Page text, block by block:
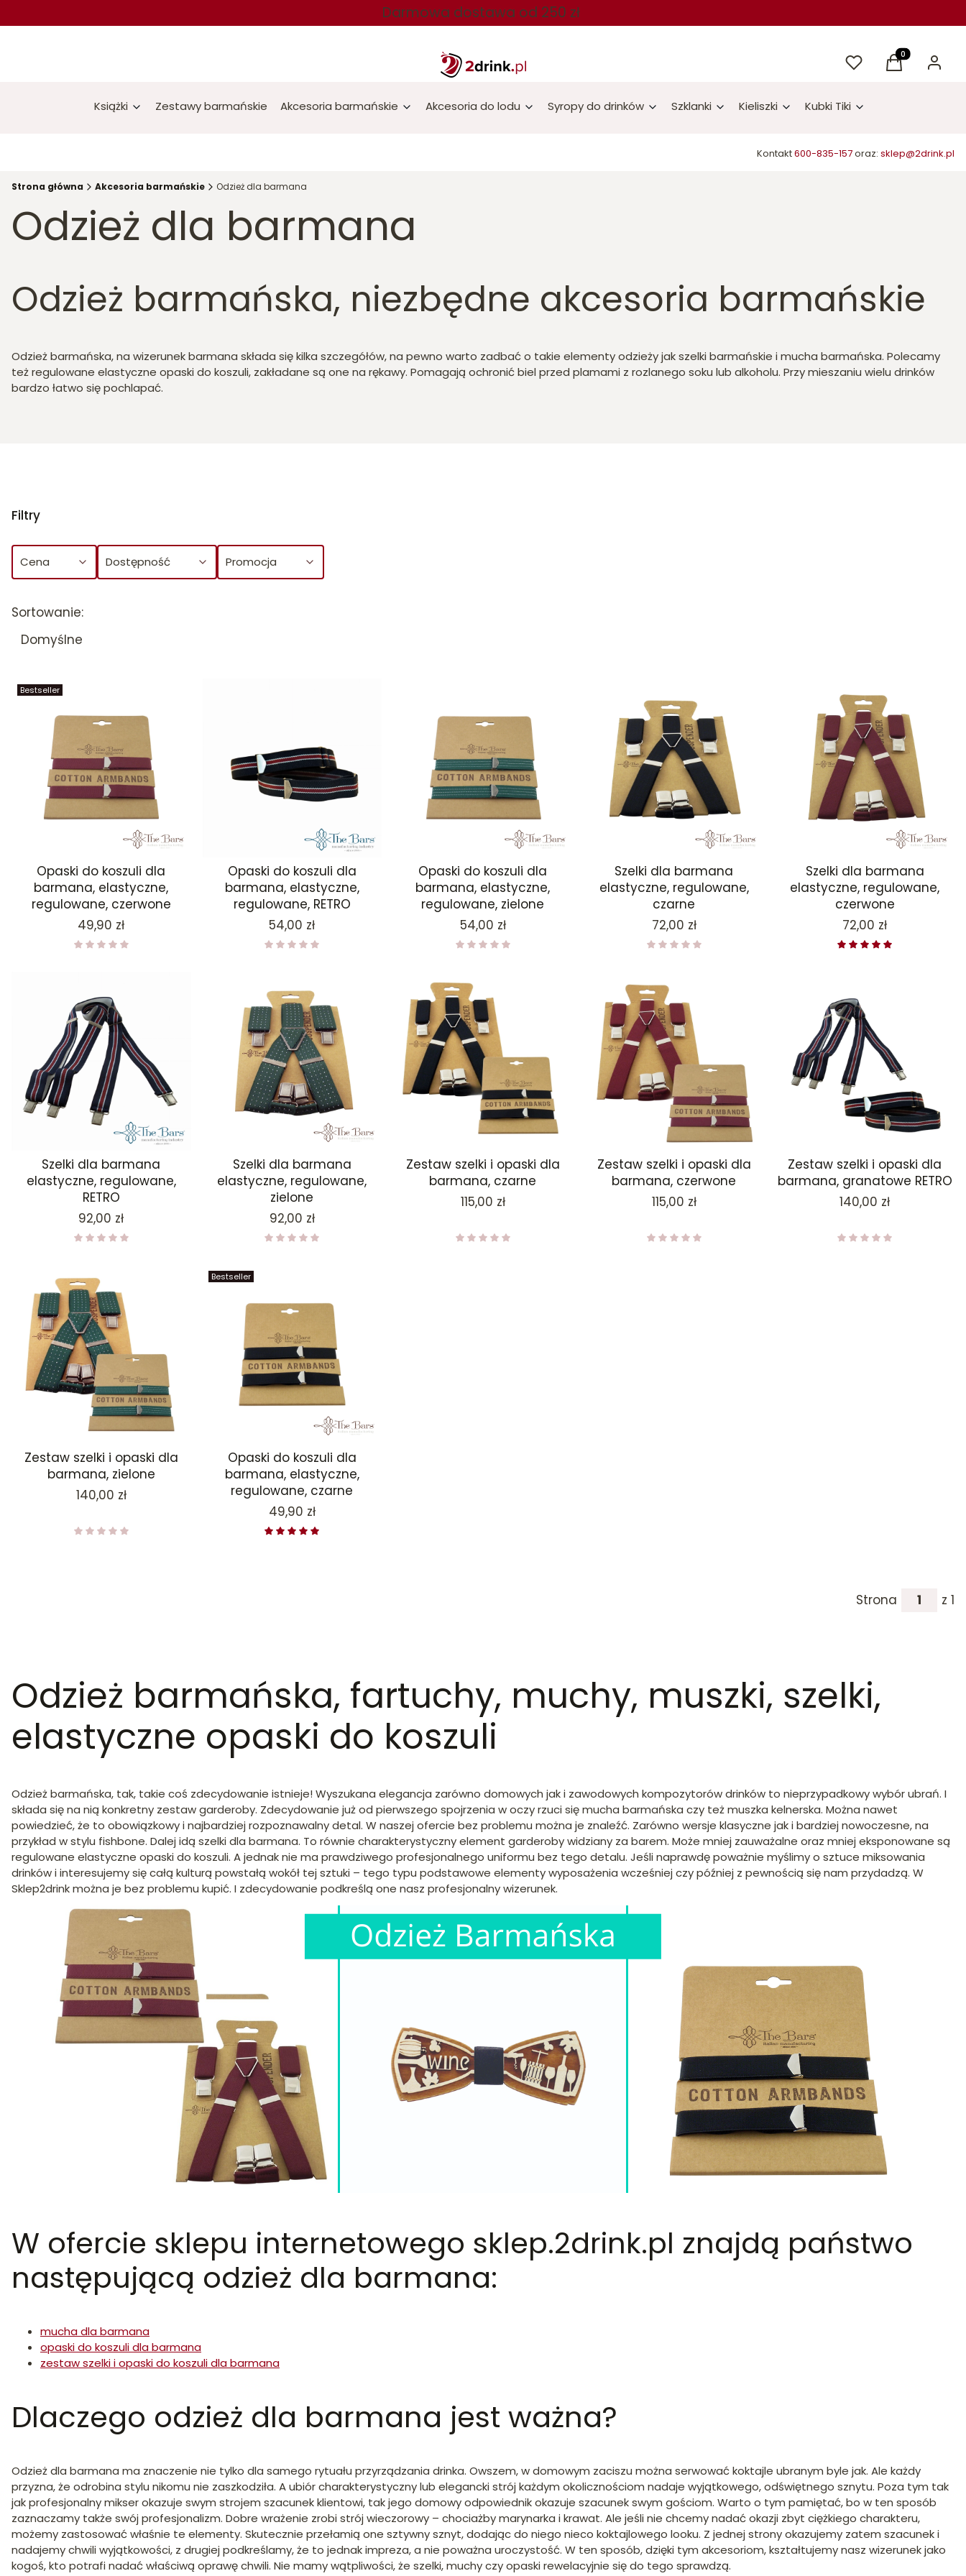
Darmowa dostawa od 250 zł
UlubioneProdukty w
Koszyk Zaloguj
Książki Zestawy barmańskie Akcesoria barmańskie Akcesoria do lodu Syropy do drinków Szklanki Kieliszki Kubki Tiki
Kontakt600-835-157oraz: sklep@2drink.pl
Strona główna Akcesoria barmańskie Odzież dla barmana
Odzież dla barmana
Odzież barmańska, niezbędne akcesoria barmańskie
Odzież barmańska, na wizerunek barmana składa się kilka szczegółów, na pewno warto zadbać o takie elementy odzieży jak szelki barmańskie i mucha barmańska. Polecamy
też regulowane elastyczne opaski do koszuli, zakładane są one na rękawy. Pomagają ochronić biel przed plamami z rozlanego soku lub alkoholu. Przy mieszaniu wielu drinków
bardzo łatwo się pochlapać.
Filtry
Cena Dostępność Promocja
Lista produktów
Sortowanie:
Domyślne
Bestseller
Opaski do koszuli dla
barmana, elastyczne,
regulowane, czerwone
Cena
49,90 zł
Opaski do koszuli dla
barmana, elastyczne,
regulowane, RETRO
Cena
54,00 zł
Opaski do koszuli dla
barmana, elastyczne,
regulowane, zielone
Cena
54,00 zł
Szelki dla barmana
elastyczne, regulowane,
czarne
Cena
72,00 zł
Szelki dla barmana
elastyczne, regulowane,
czerwone
Cena
72,00 zł
Szelki dla barmana
elastyczne, regulowane,
RETRO
Cena
92,00 zł
Szelki dla barmana
elastyczne, regulowane,
zielone
Cena
92,00 zł
Zestaw szelki i opaski dla
barmana, czarne
Cena
115,00 zł
Zestaw szelki i opaski dla
barmana, czerwone
Cena
115,00 zł
Zestaw szelki i opaski dla
barmana, granatowe RETRO
Cena
140,00 zł
Zestaw szelki i opaski dla
barmana, zielone
Cena
140,00 zł
Bestseller
Opaski do koszuli dla
barmana, elastyczne,
regulowane, czarne
Cena
49,90 zł
Strona z 1
Odzież barmańska, fartuchy, muchy, muszki, szelki,
elastyczne opaski do koszuli
Odzież barmańska, tak, takie coś zdecydowanie istnieje! Wyszukana elegancja zarówno domowych jak i zawodowych kompozytorów drinków to nieprzypadkowy wybór ubrań. I
składa się na nią konkretny zestaw garderoby. Zdecydowanie już od pierwszego spojrzenia w oczy rzuci się mucha barmańska czy też muszka kelnerska. Można nawet
powiedzieć, że to obowiązkowy i najbardziej rozpoznawalny detal. W naszej ofercie bez problemu można je znaleźć. Zarówno wersje klasyczne jak i bardziej nowoczesne, na
przykład w stylu fishbone. Dalej idą szelki dla barmana. To równie charakterystyczny element garderoby widziany za barem. Może mniej zauważalne oraz mniej eksponowane są
regulowane elastyczne opaski do koszuli. A jednak nie ma prawdziwego profesjonalnego uniformu bez tego detalu. Jeśli naprawdę poważnie myślimy o sztuce miksowania
drinków i interesujemy się całą kulturą powstałą wokół tej sztuki – tego typu podstawowe elementy wyposażenia wcześniej czy później z pewnością się nam przydadzą. W
Sklep2drink można je bez problemu kupić. I zdecydowanie podkreślą one nasz profesjonalny wizerunek.
W ofercie sklepu internetowego sklep.2drink.pl znajdą państwo
następującą odzież dla barmana:
mucha dla barmana
opaski do koszuli dla barmana
zestaw szelki i opaski do koszuli dla barmana
Dlaczego odzież dla barmana jest ważna?
Odzież dla barmana ma znaczenie nie tylko dla samego rytuału przyrządzania drinka. Owszem, w domowym zaciszu można serwować koktajle ubranym byle jak. Ale każdy
przyzna, że odrobina stylu nikomu nie zaszkodziła. A ubiór charakterystyczny lub elegancki strój każdym okolicznościom nadaje wyjątkowego, odświętnego sznytu. Poza tym tak
jak profesjonalny mikser okazuje swym strojem szacunek klientowi, tak jego domowy odpowiednik okazuje szacunek swym gościom. Warto o tym pamiętać, bo w ten sposób
zaznaczamy także swój profesjonalizm. Dobre wrażenie zrobi strój wieczorowy – chociażby marynarka i krawat. Ale jeśli nie chcemy nadać okazji zbyt ciężkiego charakteru,
możemy zastosować właśnie te elementy. Skutecznie przełamią one sztywny sznyt, dodając do niego nieco koktajlowego looku. Z jednej strony okazujemy zatem szacunek i
nadajemy chwili wyjątkowości, z drugiej podkreślamy, że to jednak impreza, a nie poważna uroczystość. W ten sposób, dzięki tym akcesoriom, kształtujemy nasz wizerunek jako
kogoś, kto potrafi nadać właściwą oprawę chwili. Nie mamy wątpliwości, że szelki, muchy czy opaski rewelacyjnie się do tego sprawdzą.